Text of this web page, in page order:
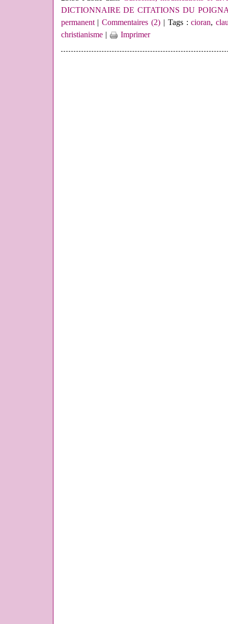
DICTIONNAIRE DE CITATIONS DU
permanent|Commentaires (2) | Tags :cioran,
christianisme| Imprimer